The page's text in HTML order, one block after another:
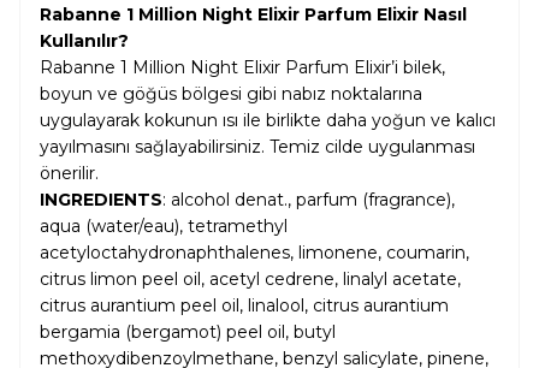
Rabanne 1 Million Night Elixir Parfum Elixir Nasıl
Kullanılır?
Rabanne 1 Million Night Elixir Parfum Elixir’i bilek,
boyun ve göğüs bölgesi gibi nabız noktalarına
uygulayarak kokunun ısı ile birlikte daha yoğun ve kalıcı
yayılmasını sağlayabilirsiniz. Temiz cilde uygulanması
önerilir.
INGREDIENTS: alcohol denat., parfum (fragrance),
aqua (water/eau), tetramethyl
acetyloctahydronaphthalenes, limonene, coumarin,
citrus limon peel oil, acetyl cedrene, linalyl acetate,
citrus aurantium peel oil, linalool, citrus aurantium
bergamia (bergamot) peel oil, butyl
methoxydibenzoylmethane, benzyl salicylate, pinene,